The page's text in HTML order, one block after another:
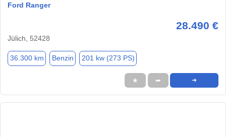
Ford Ranger
28.490 €
Jülich, 52428
36.300 km Benzin 201 kw (273 PS)
★ ➦ ➜